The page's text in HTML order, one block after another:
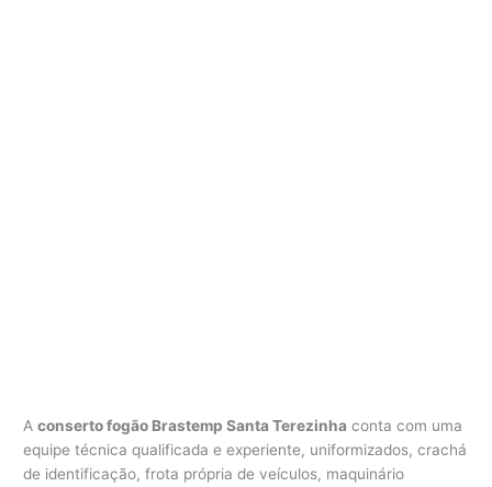
Aconserto fogão Brastemp Santa Terezinha conta com uma
equipe técnica qualificada e experiente, uniformizados, crachá
de identificação, frota própria de veículos, maquinário